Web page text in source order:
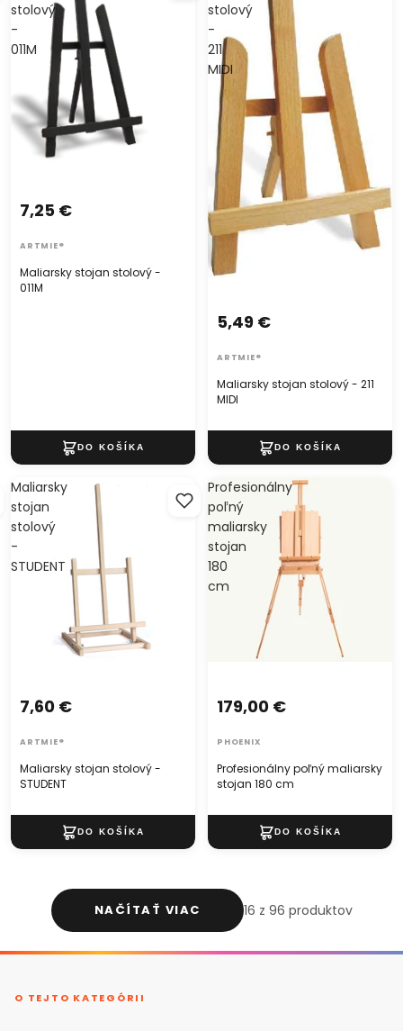
stolový
-
011M
Maliarsky stojan stolový -
011M
7,25 €
ARTMIE®
stolový
-
211
MIDI
Maliarsky stojan stolový - 211
MIDI
5,49 €
ARTMIE®
Maliarsky
stojan
stolový
-
STUDENT
Maliarsky stojan stolový -
STUDENT
7,60 €
ARTMIE®
Profesionálny
poľný
maliarsky
stojan
180
cm
Profesionálny poľný maliarsky
stojan 180 cm
179,00 €
PHOENIX
NAČÍTAŤ VIAC 16 z 96 produktov
O TEJTO KATEGÓRII